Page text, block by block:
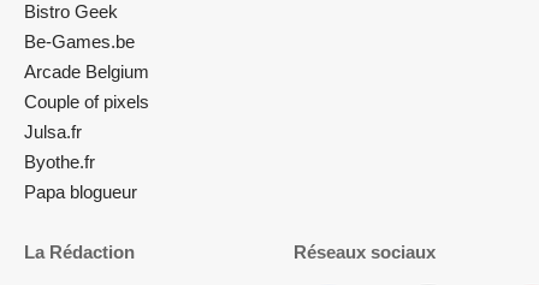
Bistro Geek
Be-Games.be
Arcade Belgium
Couple of pixels
Julsa.fr
Byothe.fr
Papa blogueur
La Rédaction Réseaux sociaux